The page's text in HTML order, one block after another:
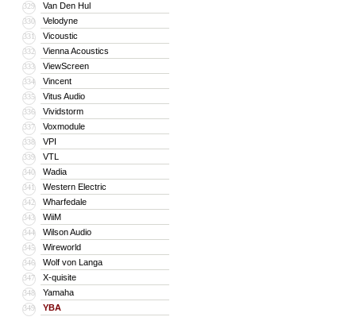
329 Van Den Hul
330 Velodyne
331 Vicoustic
332 Vienna Acoustics
333 ViewScreen
334 Vincent
335 Vitus Audio
336 Vividstorm
337 Voxmodule
338 VPI
339 VTL
340 Wadia
341 Western Electric
342 Wharfedale
343 WiiM
344 Wilson Audio
345 Wireworld
346 Wolf von Langa
347 X-quisite
348 Yamaha
349 YBA